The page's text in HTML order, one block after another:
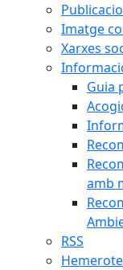
Imatge
Xarxes
Guia
amb
RSS